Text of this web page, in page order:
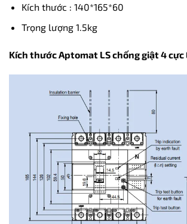
Kích thước : 140*165*60
Trọng lượng 1.5kg
Kích thước Aptomat LS chống giật 4 cực